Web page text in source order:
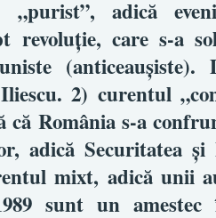
„purist”, adică
revoluţie, care s-a
2) curentul
că România s-a
adică Securitatea
mixt, adică unii
sunt un